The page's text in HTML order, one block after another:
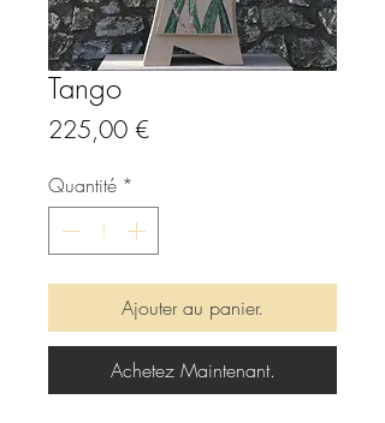
Tango
225,00 €Prix
Quantité *
Ajouter au panier.
Achetez Maintenant.